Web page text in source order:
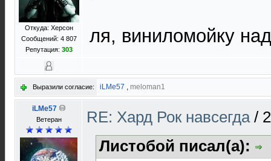
Откуда: Херсон
Сообщений: 4 807
Репутация: 303
ля, виниломойку
Выразили согласие: iLMe57 , meloman1
iLMe57
Ветеран RE: Хард Рок навсегда /
Листобой писал(а):